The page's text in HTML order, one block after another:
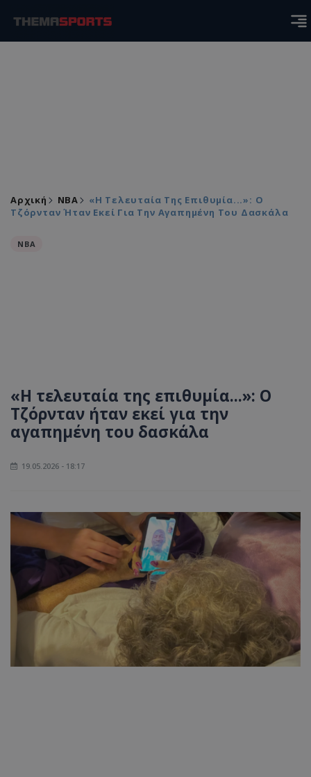
Αρχική NBA
«Η Τελευταία Της Επιθυμία...»: Ο
Τζόρνταν Ήταν Εκεί Για Την Αγαπημένη Του Δασκάλα
NBA
«Η τελευταία της επιθυμία...»: Ο
Τζόρνταν ήταν εκεί για την
αγαπημένη του δασκάλα
19.05.2026 - 18:17